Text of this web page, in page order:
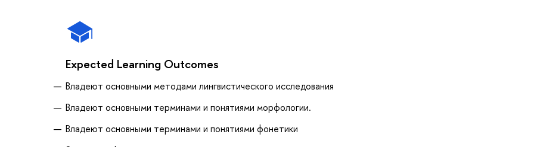
Expected Learning Outcomes
Владеют основными методами лингвистического исследования
Владеют основными терминами и понятиями морфологии.
Владеют основными терминами и понятиями фонетики